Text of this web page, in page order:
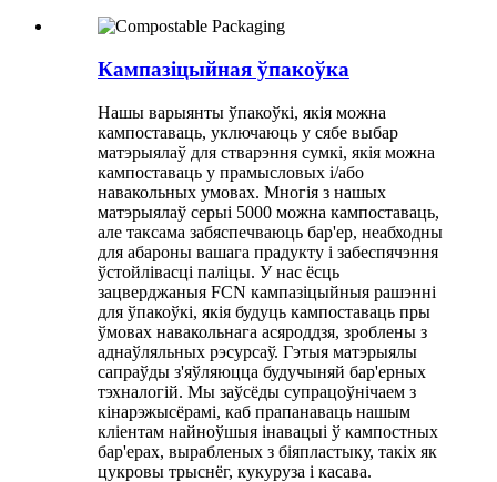
Кампазіцыйная ўпакоўка
Нашы варыянты ўпакоўкі, якія можна
кампоставаць, уключаюць у сябе выбар
матэрыялаў для стварэння сумкі, якія можна
кампоставаць у прамысловых і/або
навакольных умовах. Многія з нашых
матэрыялаў серыі 5000 можна кампоставаць,
але таксама забяспечваюць бар'ер, неабходны
для абароны вашага прадукту і забеспячэння
ўстойлівасці паліцы. У нас ёсць
зацверджаныя FCN кампазіцыйныя рашэнні
для ўпакоўкі, якія будуць кампоставаць пры
ўмовах навакольнага асяроддзя, зроблены з
аднаўляльных рэсурсаў. Гэтыя матэрыялы
сапраўды з'яўляюцца будучыняй бар'ерных
тэхналогій. Мы заўсёды супрацоўнічаем з
кінарэжысёрамі, каб прапанаваць нашым
кліентам найноўшыя інавацыі ў кампостных
бар'ерах, вырабленых з біяпластыку, такіх як
цукровы трыснёг, кукуруза і касава.